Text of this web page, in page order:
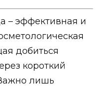
– эффективная и
добиться
короткий
лишь